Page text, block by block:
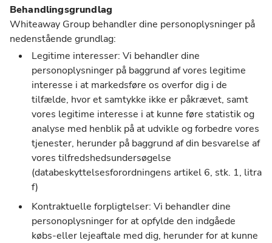
Behandlingsgrundlag
Whiteaway Group behandler dine personoplysninger på
nedenstående grundlag:
Legitime interesser: Vi behandler dine
personoplysninger på baggrund af vores legitime
interesse i at markedsføre os overfor dig i de
tilfælde, hvor et samtykke ikke er påkrævet, samt
vores legitime interesse i at kunne føre statistik og
analyse med henblik på at udvikle og forbedre vores
tjenester, herunder på baggrund af din besvarelse af
vores tilfredshedsundersøgelse
(databeskyttelsesforordningens artikel 6, stk. 1, litra
f)
Kontraktuelle forpligtelser: Vi behandler dine
personoplysninger for at opfylde den indgåede
købs-eller lejeaftale med dig, herunder for at kunne